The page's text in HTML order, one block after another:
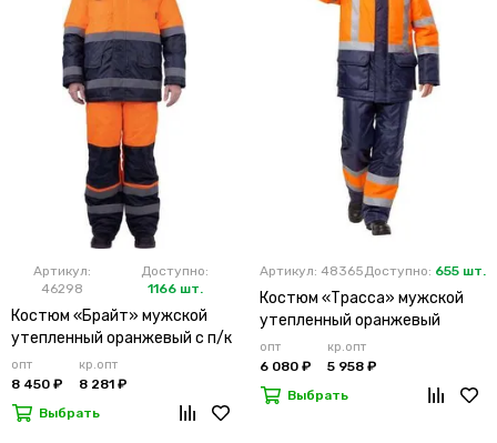
Артикул:
46298
Доступно:
1166 шт.
Костюм «Брайт» мужской
утепленный оранжевый с п/к
опт
8 450 ₽
кр.опт
8 281 ₽
Выбрать
Артикул: 48365Доступно: 655 шт.
Костюм «Трасса» мужской
утепленный оранжевый
опт
6 080 ₽
кр.опт
5 958 ₽
Выбрать